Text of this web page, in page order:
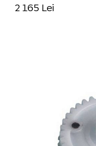
2 165 Lei